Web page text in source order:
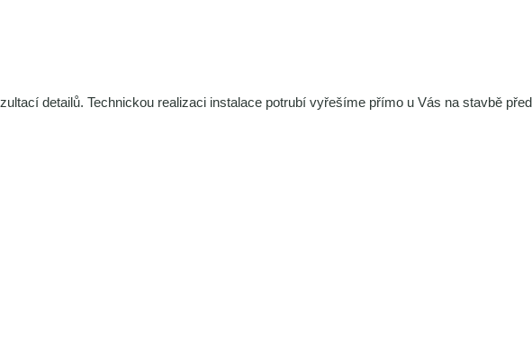
detailů. Technickou realizaci instalace potrubí vyřešíme přímo u Vás na stavbě před